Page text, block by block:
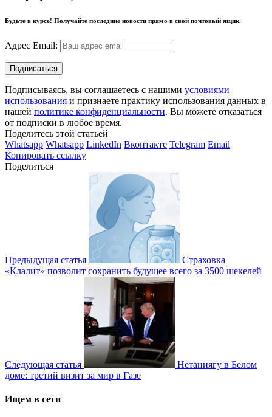
Будьте в курсе! Получайте последние новости прямо в свой почтовый ящик.
Адрес Email:
Подписываясь, вы соглашаетесь с нашими условиями
использования и признаете практику использования данных в
нашей политике конфиденциальности. Вы можете отказаться
от подписки в любое время.
Поделитесь этой статьей
Whatsapp Whatsapp LinkedIn Вконтакте Telegram Email
Копировать ссылку
Поделиться
Предыдущая статья
Страховка
«Клалит» позволит сохранить будущее всего за 3500 шекелей
Следующая статья
Нетаниягу в Белом
доме: третий визит за мир в Газе
Ищем в сети